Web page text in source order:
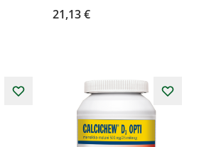
21,13 €